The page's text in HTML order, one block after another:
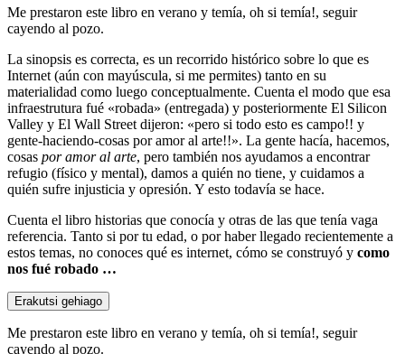
Me prestaron este libro en verano y temía, oh si temía!, seguir
cayendo al pozo.
La sinopsis es correcta, es un recorrido histórico sobre lo que es
Internet (aún con mayúscula, si me permites) tanto en su
materialidad como luego conceptualmente. Cuenta el modo que esa
infraestrutura fué «robada» (entregada) y posteriormente El Silicon
Valley y El Wall Street dijeron: «pero si todo esto es campo!! y
gente-haciendo-cosas por amor al arte!!». La gente hacía, hacemos,
cosas por amor al arte, pero también nos ayudamos a encontrar
refugio (físico y mental), damos a quién no tiene, y cuidamos a
quién sufre injusticia y opresión. Y esto todavía se hace.
Cuenta el libro historias que conocía y otras de las que tenía vaga
referencia. Tanto si por tu edad, o por haber llegado recientemente a
estos temas, no conoces qué es internet, cómo se construyó y como
nos fué robado …
Erakutsi gehiago
Me prestaron este libro en verano y temía, oh si temía!, seguir
cayendo al pozo.